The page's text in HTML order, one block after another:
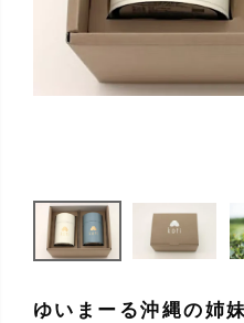
ゆいまーる沖縄の姉